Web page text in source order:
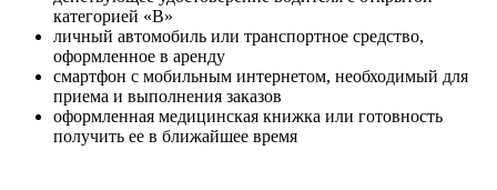
категорией «B»
личный автомобиль или транспортное средство,
оформленное в аренду
смартфон с мобильным интернетом, необходимый для
приема и выполнения заказов
оформленная медицинская книжка или готовность
получить ее в ближайшее время